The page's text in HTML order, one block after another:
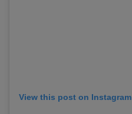
View this post on Instagram